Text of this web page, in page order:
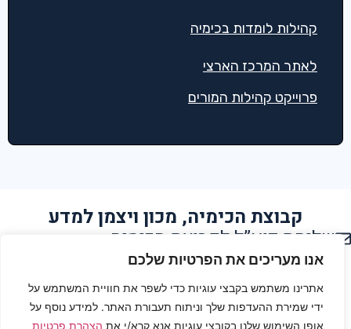
אנו מעריכים את הפרטיות שלכם
אתרינו משתמש בקבצי עוגיות כדי לשפר את חוויית המשתמש על
ידי שמירת ההעדפות שלך וניתוח תעבורת האתר. למידע נוסף על
אופן השימוש שלנו בקובצי עוגיות אנא קרא/י את הצהרת פרטיות
קהילות לומדות בכימיה
לאתר המרכז הארצי
פרוייקט קהילות המורים
קבוצת הכימיה, מכון ויצמן למדע
שליחת דוא”ל לקבוצת הכימיה
הצהרת נגישות
תנאי שימוש